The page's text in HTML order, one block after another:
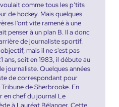
comme tous les p’tits
de hockey. Mais quelques
l'ont vite ramené à une
penser à un plan B. Il a donc
de journaliste sportif.
mais il ne s'est pas
ans, soit en 1983, il débute au
journaliste. Quelques années
de correspondant pour
de Sherbrooke. En
en chef du journal Le
à Lauréat Bélanger. Cette